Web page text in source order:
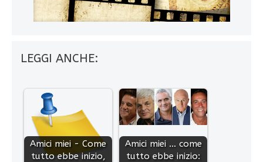
LEGGI ANCHE:
Amici miei - Come
tutto ebbe inizio,
Amici miei … come
tutto ebbe inizio: